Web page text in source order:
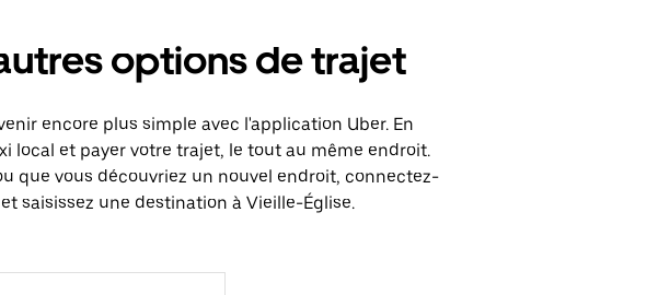
options de trajet
encore plus simple avec l'application Uber. En
local et payer votre trajet, le tout au même endroit.
que vous découvriez un nouvel endroit, connectez-
saisissez une destination à Vieille-Église.